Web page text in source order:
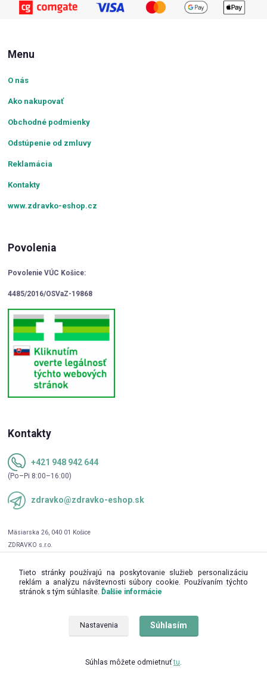
Menu
O nás
Ako nakupovať
Obchodné podmienky
Odstúpenie od zmluvy
Reklamácia
Kontakty
www.zdravko-eshop.cz
Povolenia
Povolenie VÚC Košice:
4485/2016/OSVaZ-19868
Kontakty
+421 948 942 644
(Po–Pi 8:00–16:00)
zdravko@zdravko-eshop.sk
Upravit sběr cookies.
Tieto stránky používajú na poskytovanie služieb personalizáciu
reklám a analýzu návštevnosti súbory cookie. Používaním týchto
stránok s tým súhlasíte. Ďalšie informácie
Nastavenia Súhlasím
Súhlas môžete odmietnuťtu.